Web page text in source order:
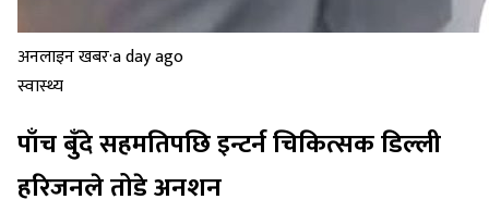
अनलाइन खबर·a day ago
स्वास्थ्य
पाँच बुँदे सहमतिपछि इन्टर्न चिकित्सक डिल्ली
हरिजनले तोडे अनशन